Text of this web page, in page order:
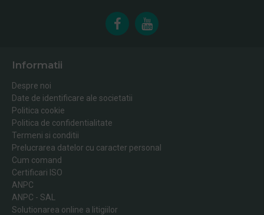
Informatii
Despre noi
Date de identificare ale societatii
Politica cookie
Politica de confidentialitate
Termeni si conditii
Prelucrarea datelor cu caracter personal
Cum comand
Certificari ISO
ANPC
ANPC - SAL
Solutionarea online a litigiilor